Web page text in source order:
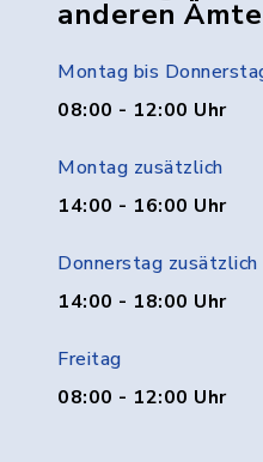
anderen
Montag bis
08:00 - 12:00 Uhr
Montag zusätzlich
14:00 - 16:00 Uhr
Donnerstag zusätzlich
14:00 - 18:00 Uhr
Freitag
08:00 - 12:00 Uhr